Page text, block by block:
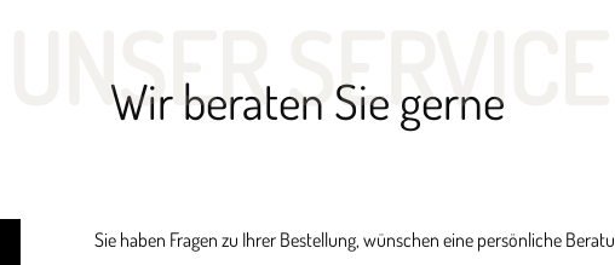
UNSER SERVICE
Wir beraten Sie gerne
Sie haben Fragen zu Ihrer Bestellung, wünschen eine persönliche